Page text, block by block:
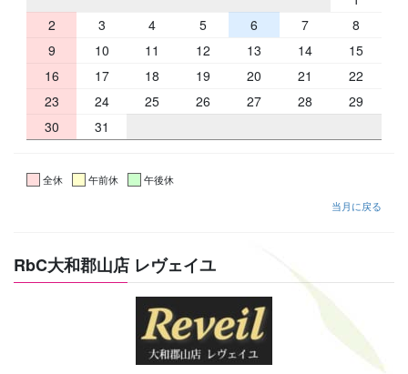
2
3 4 5 6 7
8
9
10 11 12 13 14
15
16
17 18 19 20 21
22
23
24 25 26 27 28
29
30
31
全休 午前休
午後休
当月に戻る
RbC大和郡山店 レヴェイユ